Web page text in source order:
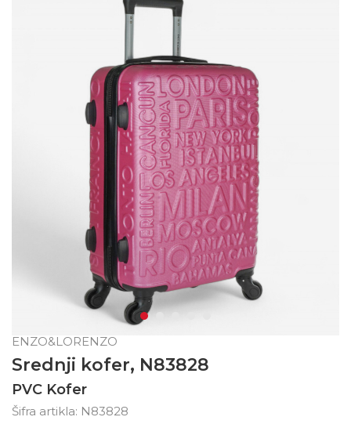
ENZO&LORENZO
Srednji kofer, N83828
PVC Kofer
Šifra artikla: N83828